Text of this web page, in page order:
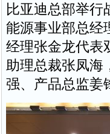
比亚迪总部举行
能源事业部总经
经理张金龙代表
助理总裁张凤海
强、产品总监姜